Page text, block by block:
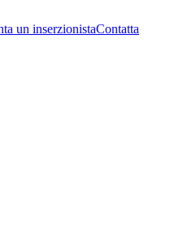
un inserzionistaContatta